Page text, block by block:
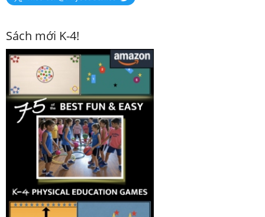
Sách mới K-4!